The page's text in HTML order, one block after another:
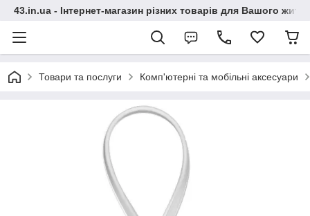
43.in.ua - Інтернет-магазин різних товарів для Вашого
Товари та послуги Комп'ютерні та мобільні аксесуари